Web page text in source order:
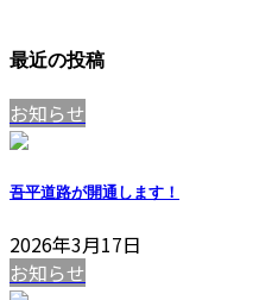
最近の投稿
お知らせ
吾平道路が開通します！
2026年3月17日
お知らせ